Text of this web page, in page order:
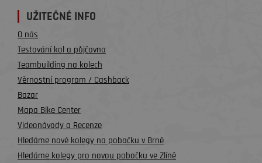
UŽITEČNÉ INFO
O nás
Testování kol a půjčovna
Teambuilding na kolech
Věrnostní program / Cashback
Bazar
Mapa Bike Center
Videonávody a Recenze
Hledáme nové kolegy na pobočku v Brně
Hledáme kolegy pro novou pobočku ve Zlíně